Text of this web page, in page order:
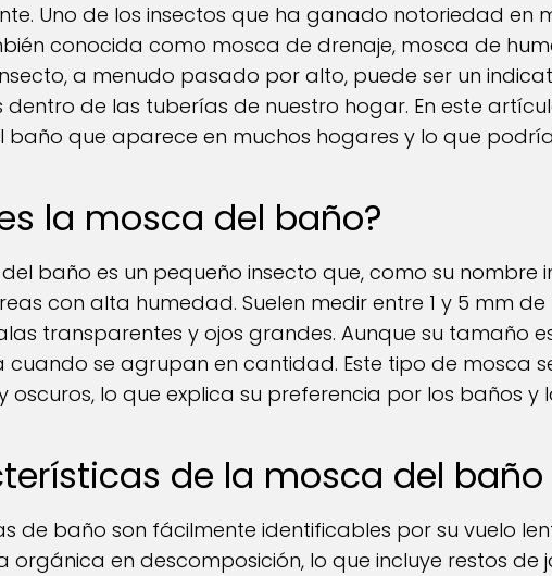
Uno de los insectos que ha ganado notoriedad en
conocida como mosca de drenaje, mosca de
a menudo pasado por alto, puede ser un
de las tuberías de nuestro hogar. En este
baño que aparece en muchos hogares y lo que
la mosca del baño?
baño es un pequeño insecto que, como su nombre
con alta humedad. Suelen medir entre 1 y 5 mm
transparentes y ojos grandes. Aunque su tamaño
cuando se agrupan en cantidad. Este tipo de mosca
oscuros, lo que explica su preferencia por los baños y
de la mosca del baño
de baño son fácilmente identificables por su vuelo
orgánica en descomposición, lo que incluye restos de